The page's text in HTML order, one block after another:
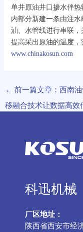
单井原油井口掺水伴热
内部分新建一条由注
油、水管线进行串联
提高采出原油的温度
www.chinakosun.com
← 前一篇文章：西南油
移融合技术让数据高效
科迅机械
厂区地址：
陕西省西安市经